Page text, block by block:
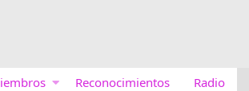
Reconocimientos Radio